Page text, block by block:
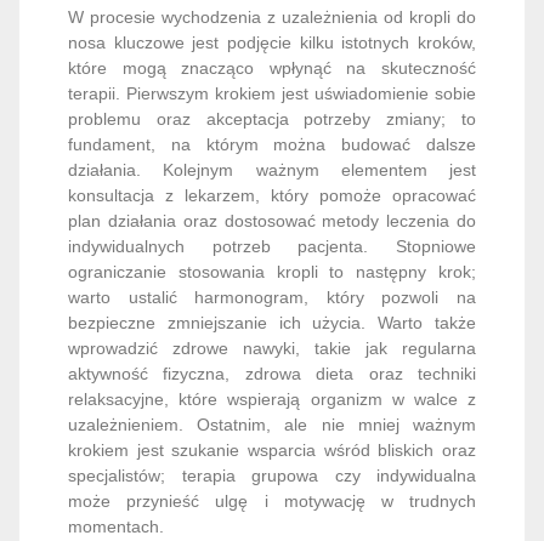
W procesie wychodzenia z uzależnienia od kropli do
nosa kluczowe jest podjęcie kilku istotnych kroków,
które mogą znacząco wpłynąć na skuteczność
terapii. Pierwszym krokiem jest uświadomienie sobie
problemu oraz akceptacja potrzeby zmiany; to
fundament, na którym można budować dalsze
działania. Kolejnym ważnym elementem jest
konsultacja z lekarzem, który pomoże opracować
plan działania oraz dostosować metody leczenia do
indywidualnych potrzeb pacjenta. Stopniowe
ograniczanie stosowania kropli to następny krok;
warto ustalić harmonogram, który pozwoli na
bezpieczne zmniejszanie ich użycia. Warto także
wprowadzić zdrowe nawyki, takie jak regularna
aktywność fizyczna, zdrowa dieta oraz techniki
relaksacyjne, które wspierają organizm w walce z
uzależnieniem. Ostatnim, ale nie mniej ważnym
krokiem jest szukanie wsparcia wśród bliskich oraz
specjalistów; terapia grupowa czy indywidualna
może przynieść ulgę i motywację w trudnych
momentach.